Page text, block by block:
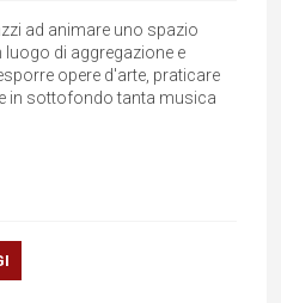
ad animare uno spazio
di aggregazione e
opere d'arte, praticare
in sottofondo tanta musica